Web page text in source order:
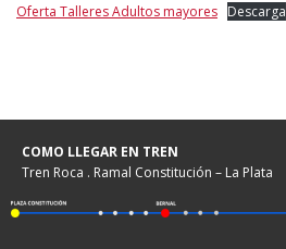
Oferta Talleres Adultos mayores Descarga
COMO LLEGAR EN TREN
Tren Roca . Ramal Constitución – La Plata